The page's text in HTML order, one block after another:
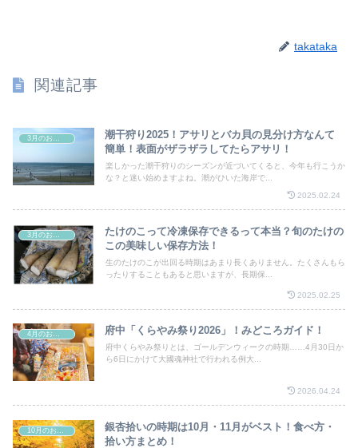
takataka
関連記事
3月のお祭り
潮干狩り2025！アサリとバカ貝の見分け方なんて
簡単！表面がザラザラしてたらアサリ！
楽しかった潮干狩りのシーズンが近づいてくると、今年も行こうか
な？と迷い始めますよね。潮がひいた海岸で...
2025.02.24
たけのこって冷凍保存できるって本当？旬のたけの
この美味しい保存方法！
生のたけのこが出回る時期はあまり長くありません。たくさんもら
ったりすることもあると思いますが、長期保...
2025.02.25
4月のお祭り 府中「くらやみ祭り2026」！みどころガイド！
府中くらやみ祭りとは、ゴールデンウィークの時期……4月30日か
ら6日にかけて大國魂神社で行われる例大...
2026.04.24
銀杏拾いの時期は10月・11月がベスト！食べ方・
拾い方まとめ！